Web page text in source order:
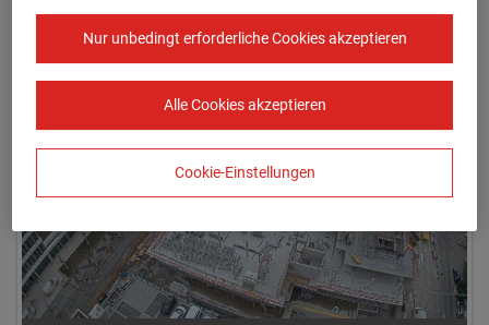
08.07.2026 07:50
Nur unbedingt erforderliche Cookies akzeptieren
Alle Cookies akzeptieren
Cookie-Einstellungen